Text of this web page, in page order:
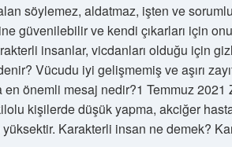
söylemez, aldatmaz, işten ve
güvenilebilir ve kendi çıkarları için
insanlar, vicdanları olduğu için
Vücudu iyi gelişmemiş ve aşırı
önemli mesaj nedir?1 Temmuz 2021
kişilerde düşük yapma, akciğer
Karakterli insan ne demek?